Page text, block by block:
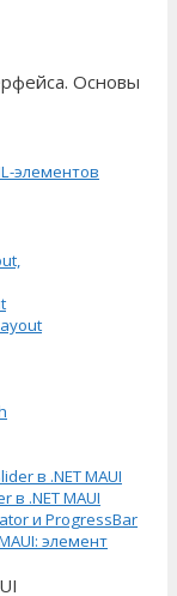
Основы
элементов
в .NET MAUI
.NET MAUI
и ProgressBar
элемент